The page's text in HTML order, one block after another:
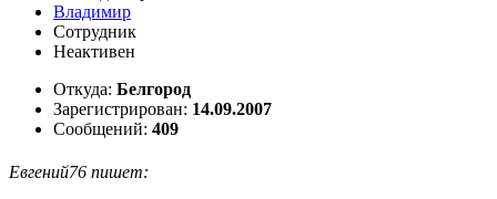
Владимир
Сотрудник
Неактивен
Откуда: Белгород
Зарегистрирован: 14.09.2007
Сообщений: 409
Евгений76 пишет: